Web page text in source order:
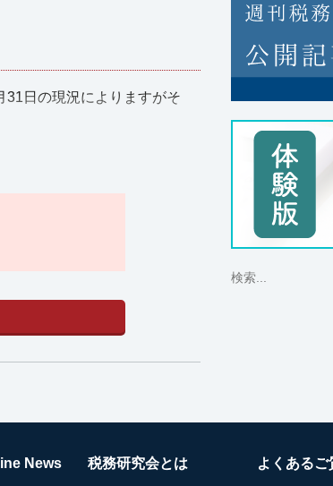
日の現況によりますがそ
News 税務研究会とは よくあるご